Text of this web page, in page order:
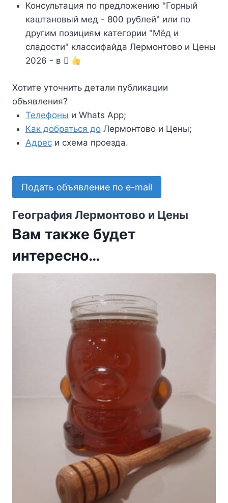
Консультация по предложению "Горный
каштановый мед - 800 рублей" или по
другим позициям категории "Мёд и
сладости" классифайда Лермонтово и Цены
2026 - в
Хотите уточнить детали публикации
объявления?
Телефоны и Whats App;
Как добраться доЛермонтово и Цены;
Адреси схема проезда.
Подать объявление по e-mail
География Лермонтово и Цены
Вам также будет
интересно…